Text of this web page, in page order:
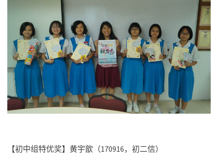
【初中组特优奖】黄宇歆（170916，初二信）